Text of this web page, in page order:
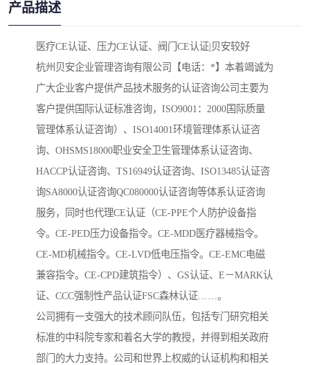
产品描述
医疗CE认证、压力CE认证、阀门CE认证|贝安较好
杭州贝安企业管理咨询有限公司【电话：*】本着竭诚为
广大企业客户提供产品技术服务的认证咨询公司主要为
客户提供国际认证标准咨询，ISO9001：2000国际质量
管理体系认证咨询）、ISO14001环境管理体系认证咨
询、OHSMS18000职业安全卫生管理体系认证咨询、
HACCP认证咨询、TS16949认证咨询、ISO13485认证咨
询SA8000认证咨询QC080000认证咨询等体系认证咨询
服务，同时也代理CE认证（CE-PPE个人防护设备指
令。CE-PED压力设备指令。CE-MDD医疗器械指令。
CE-MD机械指令。CE-LVD低电压指令。CE-EMC电磁
兼容指令。CE-CPD建筑指令）、GS认证、E－MARK认
证、CCC强制性产品认证FSC森林认证……。
公司拥有一支强大的技术顾问队伍，包括专门研究相关
标准的中科院专家和着名大学的教授，并得到相关政府
部门的大力支持。公司和世界上权威的认证机构和相关